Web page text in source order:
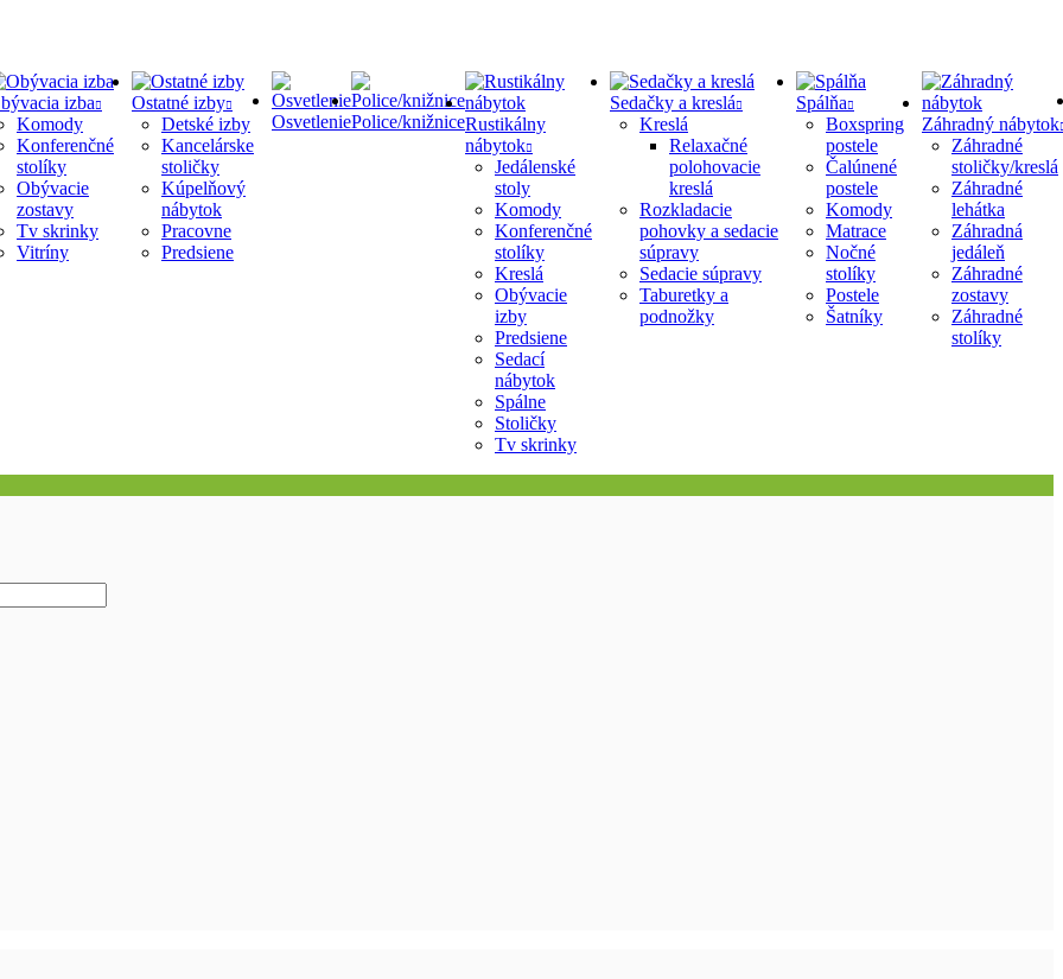
izba
Komody
Konferenčné
stolíky
Obývacie
zostavy
Tv skrinky
Vitríny
Ostatné izby
Detské izby
Kancelárske
stoličky
Kúpelňový
nábytok
Pracovne
Predsiene
OsvetleniePolice/knižniceRustikálny
nábytok
Jedálenské
stoly
Komody
Konferenčné
stolíky
Kreslá
Obývacie
izby
Predsiene
Sedací
nábytok
Spálne
Stoličky
Tv skrinky
Sedačky a kreslá
Kreslá
Relaxačné
polohovacie
kreslá
Rozkladacie
pohovky a sedacie
súpravy
Sedacie súpravy
Taburetky a
podnožky
Spálňa
Boxspring
postele
Čalúnené
postele
Komody
Matrace
Nočné
stolíky
Postele
Šatníky
Záhradný nábytok
Záhradné
stoličky/kreslá
Záhradné
lehátka
Záhradná
jedáleň
Záhradné
zostavy
Záhradné
stolíky